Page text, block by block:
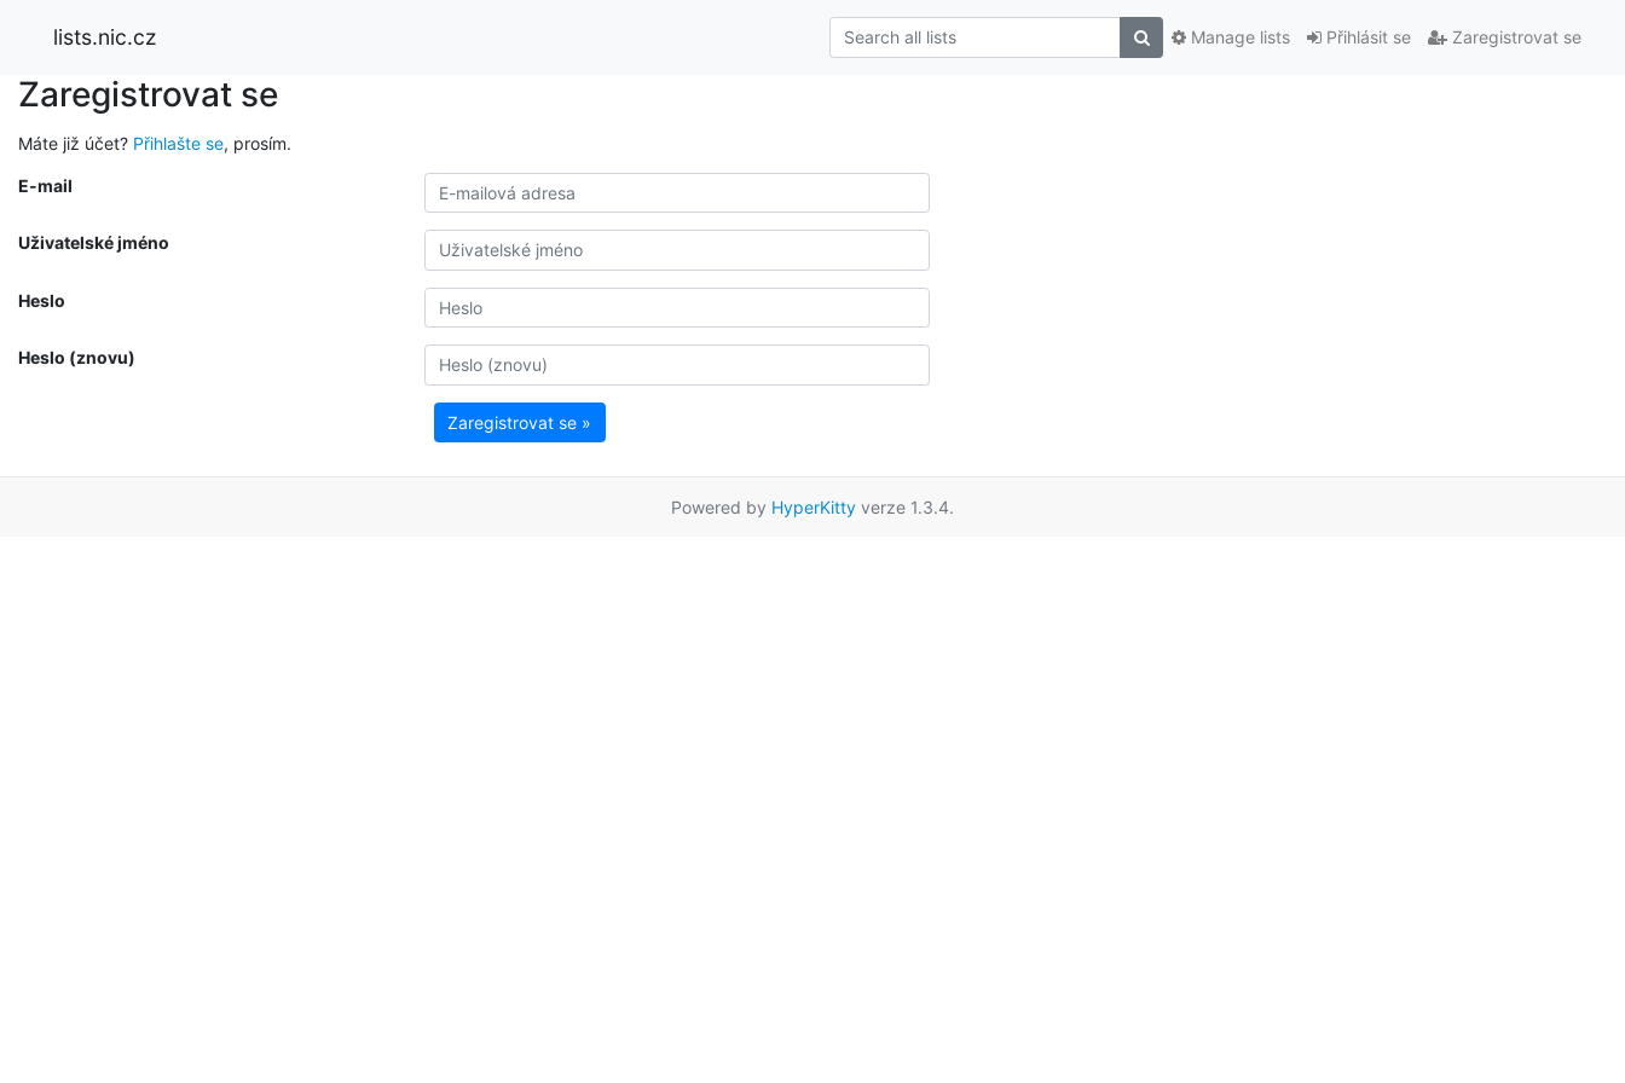
lists.nic.cz Přihlásit se Zaregistrovat se
Manage lists
Zaregistrovat se
Máte již účet? Přihlašte se, prosím.
E-mail
Uživatelské jméno
Heslo
Heslo (znovu)
Zaregistrovat se »
Powered by HyperKitty verze 1.3.4.